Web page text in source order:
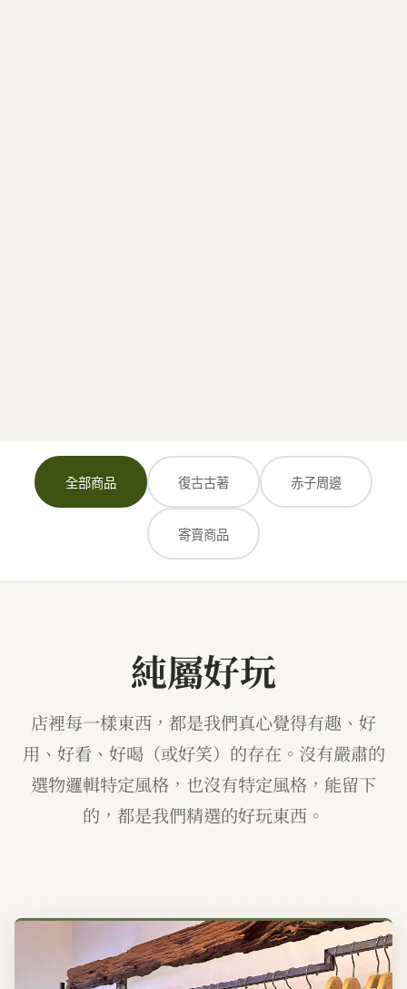
全部商品 復古古著 赤子周邊
寄賣商品
純屬好玩
店裡每一樣東西，都是我們真心覺得有趣、好
用、好看、好喝（或好笑）的存在。沒有嚴肅的
選物邏輯特定風格，也沒有特定風格，能留下
的，都是我們精選的好玩東西。